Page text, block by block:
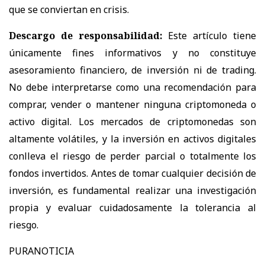
que se conviertan en crisis.
Descargo de responsabilidad: Este artículo tiene
únicamente fines informativos y no constituye
asesoramiento financiero, de inversión ni de trading.
No debe interpretarse como una recomendación para
comprar, vender o mantener ninguna criptomoneda o
activo digital. Los mercados de criptomonedas son
altamente volátiles, y la inversión en activos digitales
conlleva el riesgo de perder parcial o totalmente los
fondos invertidos. Antes de tomar cualquier decisión de
inversión, es fundamental realizar una investigación
propia y evaluar cuidadosamente la tolerancia al
riesgo.
PURANOTICIA